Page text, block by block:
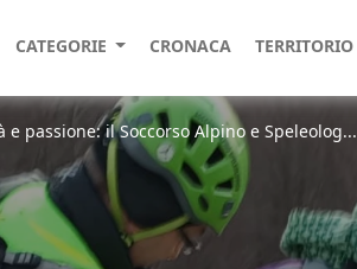
CATEGORIE CRONACA TERRITORIO
passione: il Soccorso Alpino e Speleolog...